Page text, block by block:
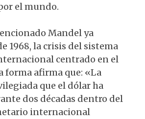
el mundo.
Mandel ya
1968, la crisis del sistema
centrado en el
forma afirma que: «La
que el dólar ha
dos décadas dentro del
internacional